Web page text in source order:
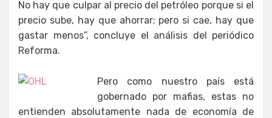
No hay que culpar al precio del petróleo porque si el
precio sube, hay que ahorrar; pero si cae, hay que
gastar menos”, concluye el análisis del periódico
Reforma.
Pero como nuestro país está
gobernado por mafias, estas no
entienden absolutamente nada de economía de